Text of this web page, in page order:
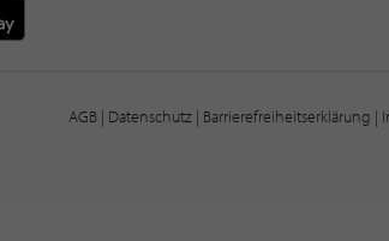
AGB | Datenschutz | Barrierefreiheitserklärung |